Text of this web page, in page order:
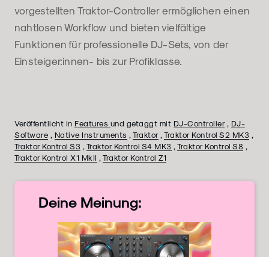
vorgestellten Traktor-Controller ermöglichen einen
nahtlosen Workflow und bieten vielfältige
Funktionen für professionelle DJ-Sets, von der
Einsteiger:innen- bis zur Profiklasse.
Veröffentlicht in Features und getaggt mit DJ-Controller, DJ-
Software
Native Instruments Traktor, Traktor Kontrol S2 MK3
Traktor Kontrol S3
Traktor Kontrol S4 MK3 Traktor Kontrol S8
Traktor Kontrol X1 MkII
Traktor Kontrol Z1
Deine Meinung: